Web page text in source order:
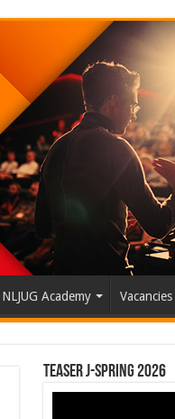
NLJUG Academy Vacancies
Teaser J-Spring 2026